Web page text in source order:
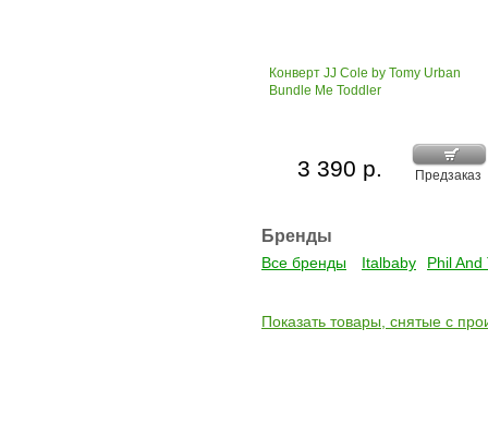
Конверт JJ Cole by Tomy Urban
Bundle Me Toddler
Предзаказ
3 390 р.
Бренды
Все бренды Italbaby Phil And
Показать товары, снятые с